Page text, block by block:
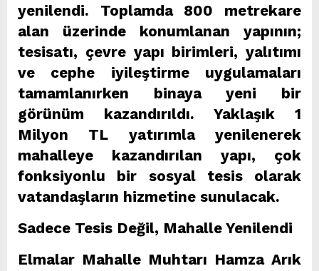
yenilendi. Toplamda 800 metrekare
alan üzerinde konumlanan yapının;
tesisatı, çevre yapı birimleri, yalıtımı
ve cephe iyileştirme uygulamaları
tamamlanırken binaya yeni bir
görünüm kazandırıldı. Yaklaşık 1
Milyon TL yatırımla yenilenerek
mahalleye kazandırılan yapı, çok
fonksiyonlu bir sosyal tesis olarak
vatandaşların hizmetine sunulacak.
Sadece Tesis Değil, Mahalle Yenilendi
Elmalar Mahalle Muhtarı Hamza Arık